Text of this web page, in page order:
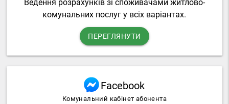
Ведення розрахунків зі споживачами житлово-
комунальних послуг у всіх варіантах.
ПЕРЕГЛЯНУТИ
Facebook
Комунальний кабінет абонента